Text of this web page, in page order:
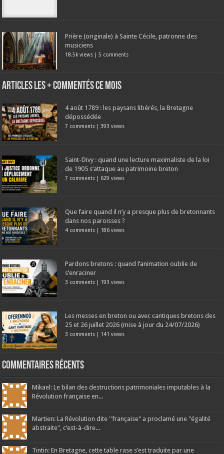
Prière (originale) à Sainte Cécile, patronne des
musiciens
18.5k views |5 comments
Articles les + commentés ce mois
4 août 1789 : les paysans libérés, la Bretagne
dépossédée
7 comments |393 views
Saint-Divy : quand une lecture maximaliste de la loi
de 1905 s’attaque au patrimoine breton
7 comments 629 views
Que faire quand il n’y a presque plus de bretonnants
dans nos paroisses ?
4 comments 186 views
Pardons bretons : quand l’animation oublie de
s’enraciner
3 comments 193 views
Les messes en breton ou avec cantiques bretons des
25 et 26 juillet 2026 (mise à jour du 24/07/2026)
3 comments 141 views
Commentaires récents
Mikael: Le bilan des destructions patrimoniales imputables à la
Révolution française en...
Martien: La Révolution dite ''française" a proclamé une "égalité
abstraite", c’est-à-dire...
Tintin: En Bretagne, cette table rase s’est traduite par une